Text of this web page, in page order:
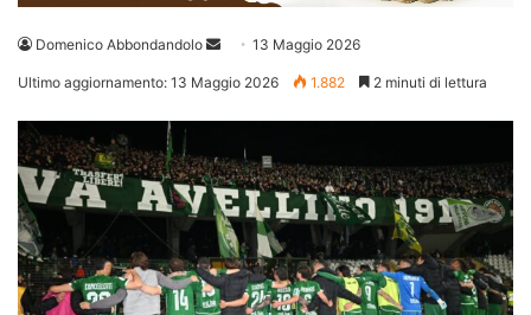
Domenico Abbondandolo
Invia 13 Maggio 2026
Ultimo aggiornamento: 13 Maggio 2026 1.882 2 minuti di lettura